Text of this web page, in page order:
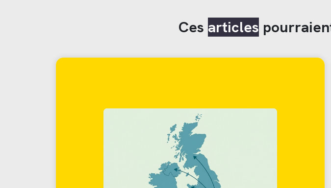
Ces articles